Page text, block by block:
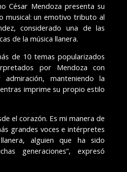
César Mendoza presenta su
musical: un emotivo tributo al
considerado una de las
de la música llanera.
de 10 temas popularizados
por Mendoza con
manteniendo la
imprime su propio estilo
el corazón. Es mi manera de
grandes voces e intérpretes
alguien que ha sido
generaciones”, expresó